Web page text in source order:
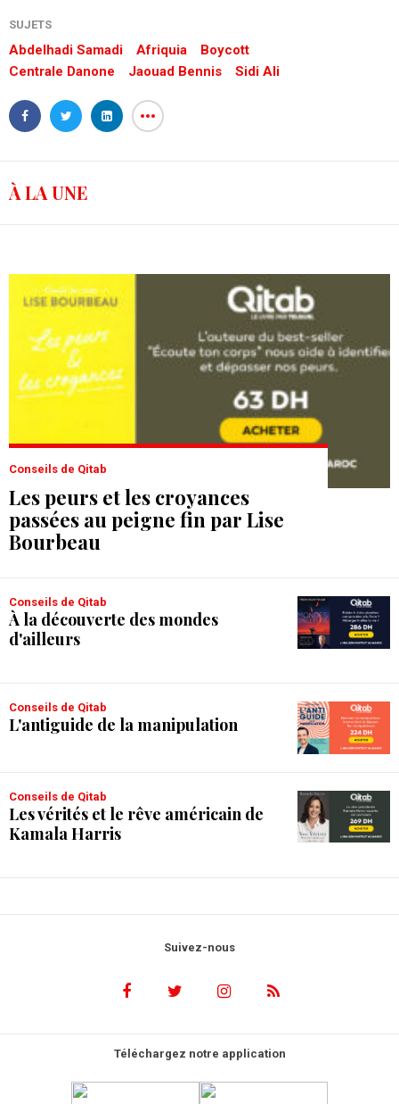
SUJETS
Abdelhadi Samadi Afriquia
Boycott
Centrale Danone
Jaouad Bennis Sidi Ali
À LA UNE
Conseils de Qitab
Les peurs et les croyances
passées au peigne fin par Lise
Bourbeau
Conseils de Qitab
À la découverte des mondes
d'ailleurs
Conseils de Qitab
L'antiguide de la manipulation
Conseils de Qitab
Les vérités et le rêve américain de
Kamala Harris
Suivez-nous
Téléchargez notre application